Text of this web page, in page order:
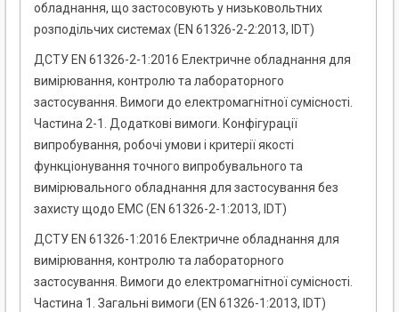
обладнання, що застосовують у низьковольтних
розподільчих системах (EN 61326-2-2:2013, IDT)
ДСТУ EN 61326-2-1:2016 Електричне обладнання для
вимірювання, контролю та лабораторного
застосування. Вимоги до електромагнітної сумісності.
Частина 2-1. Додаткові вимоги. Конфігурації
випробування, робочі умови і критерії якості
функціонування точного випробувального та
вимірювального обладнання для застосування без
захисту щодо ЕМС (EN 61326-2-1:2013, IDT)
ДСТУ EN 61326-1:2016 Електричне обладнання для
вимірювання, контролю та лабораторного
застосування. Вимоги до електромагнітної сумісності.
Частина 1. Загальні вимоги (EN 61326-1:2013, IDT)